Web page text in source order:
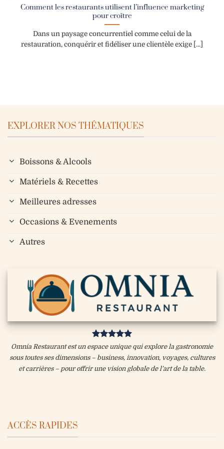
Comment les restaurants utilisent l’influence marketing
pour croître
Dans un paysage concurrentiel comme celui de la
restauration, conquérir et fidéliser une clientèle exige [...]
EXPLORER NOS THÉMATIQUES
Boissons & Alcools
Matériels & Recettes
Meilleures adresses
Occasions & Evenements
Autres
Omnia Restaurant est un espace unique qui explore la gastronomie
sous toutes ses dimensions – business, innovation, voyages, cultures
et carrières – pour offrir une vision globale de l’art de la table.
ACCÈS RAPIDES